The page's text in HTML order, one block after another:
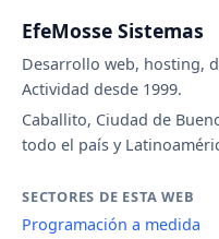
EfeMosse Sistemas
Desarrollo web, hosting,
Actividad desde 1999.
Caballito, Ciudad de
todo el país y
SECTORES DE ESTA WEB
Programación a medida